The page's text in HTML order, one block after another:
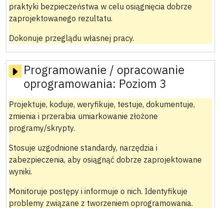
praktyki bezpieczeństwa w celu osiągnięcia dobrze
zaprojektowanego rezultatu.
Dokonuje przeglądu własnej pracy.
Programowanie / opracowanie
oprogramowania: Poziom 3
Projektuje, koduje, weryfikuje, testuje, dokumentuje,
zmienia i przerabia umiarkowanie złożone
programy/skrypty.
Stosuje uzgodnione standardy, narzędzia i
zabezpieczenia, aby osiągnąć dobrze zaprojektowane
wyniki.
Monitoruje postępy i informuje o nich. Identyfikuje
problemy związane z tworzeniem oprogramowania.